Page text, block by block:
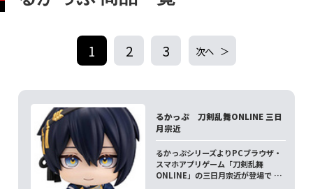
1 2 3 次へ
るかっぷ 刀剣乱舞ONLINE 三日
月宗近
るかっぷシリーズよりPCブラウザ・
スマホアプリゲーム「刀剣乱舞
ONLINE」の三日月宗近が登場で …